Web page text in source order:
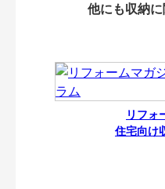
他にも収納
リフォ
住宅向け